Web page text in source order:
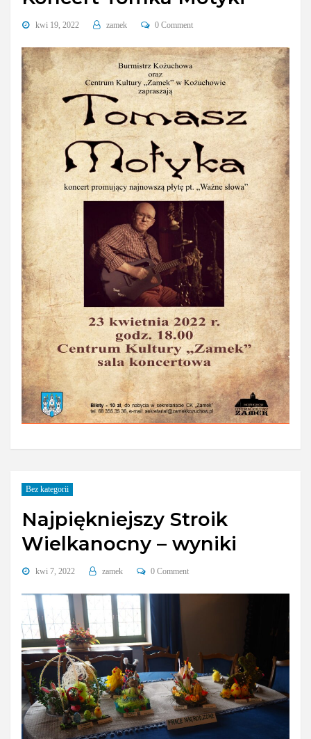
kwi 19, 2022 zamek 0 Comment
Bez kategorii
Najpiękniejszy Stroik
Wielkanocny – wyniki
kwi 7, 2022 zamek 0 Comment